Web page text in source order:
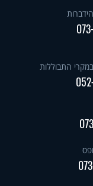
במקרי התבוללות